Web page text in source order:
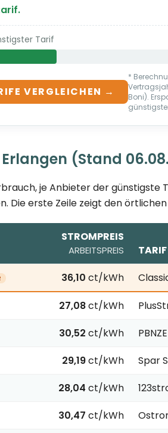
Tarif
VERGLEICHEN →
*
Boni).
(Stand
je Anbieter der
Die erste Zeile zeigt den
je Anbieter der günstigste
STROMPREIS
ARBEITSPREIS TARIF
36,10 ct/kWh
27,08ct/kWh
30,52 ct/kWh
29,19ct/kWh Spar
28,04 ct/kWh
30,47 ct/kWh